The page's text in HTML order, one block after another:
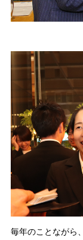
毎年のことながら